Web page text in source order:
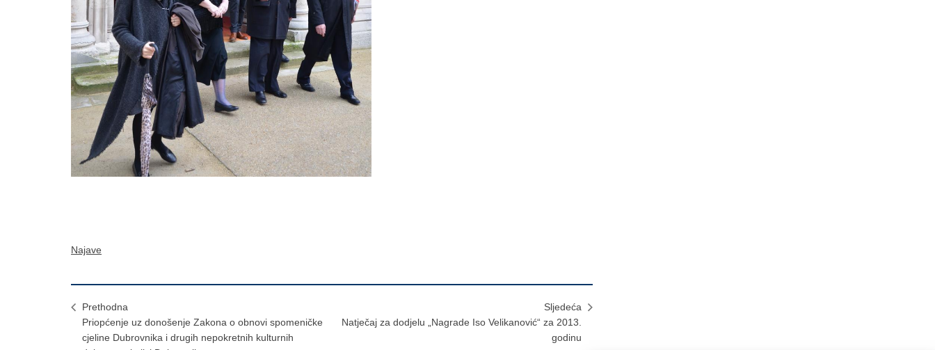
Najave
Prethodna
Priopćenje uz donošenje Zakona o obnovi spomeničke
cjeline Dubrovnika i drugih nepokretnih kulturnih
Sljedeća
Natječaj za dodjelu „Nagrade Iso Velikanović“ za 2013.
godinu